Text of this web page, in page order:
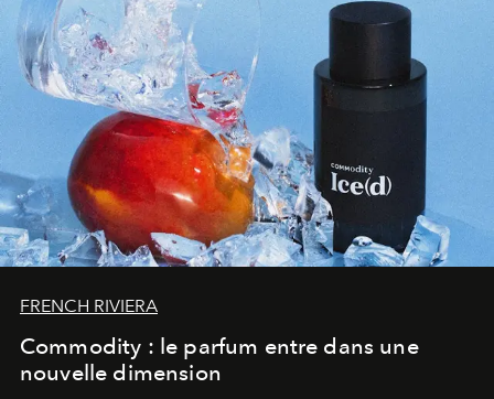
FRENCH RIVIERA
Commodity : le parfum entre dans une
nouvelle dimension